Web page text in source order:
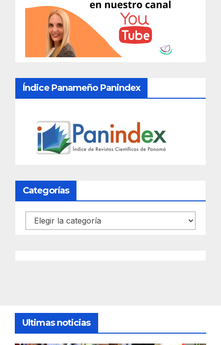
Índice Panameño Panindex
Categorías
Categorías
Ultimas noticias